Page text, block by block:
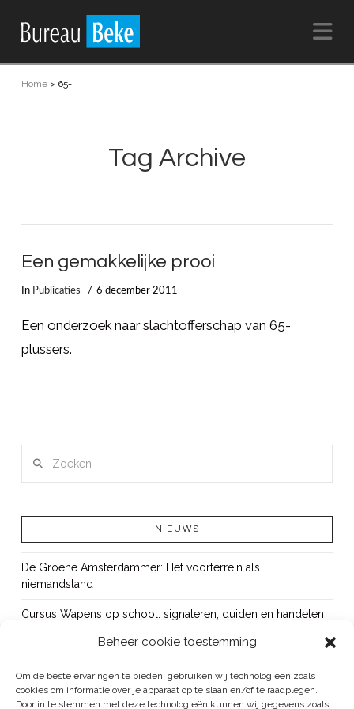
Beheer cookie toestemming
Om de beste ervaringen te bieden, gebruiken wij technologieën zoals
cookies om informatie over je apparaat op te slaan en/of te raadplegen.
Door in te stemmen met deze technologieën kunnen wij gegevens zoals
Home> 65+
Tag Archive
Een gemakkelijke prooi
In Publicaties 6 december 2011
Een onderzoek naar slachtofferschap van 65-
plussers.
NIEUWS
De Groene Amsterdammer: Het voorterrein als
niemandsland
Cursus Wapens op school: signaleren, duiden en handelen
Bureau Beke ontwikkelt jeugdmonitor Aruba
Vacature: senior onderzoeker